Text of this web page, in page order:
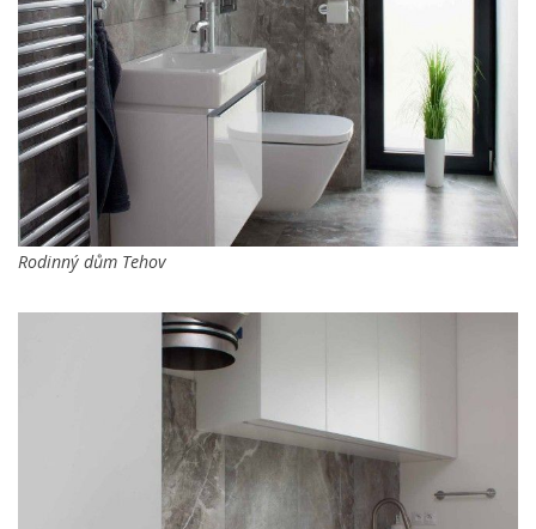
Rodinný dům Tehov